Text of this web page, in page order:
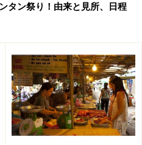
は、茉莉茶の葉をベースに
そして、蓮の花のほのかに
を一つ入れて、お湯を注ぐ
ゆったりとロータスの葉が
けで、心もゆったりとリラ
タン祭り！由来と見所、日程